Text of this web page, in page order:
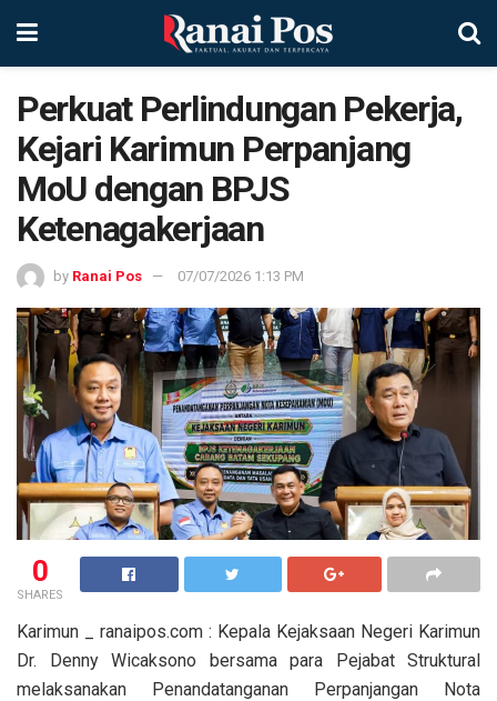
Perkuat Perlindungan Pekerja,
Kejari Karimun Perpanjang
MoU dengan BPJS
Ketenagakerjaan
by Ranai Pos 07/07/2026 1:13 PM
0
SHARES
Karimun _ ranaipos.com : Kepala Kejaksaan Negeri Karimun
Dr. Denny Wicaksono bersama para Pejabat Struktural
melaksanakan Penandatanganan Perpanjangan Nota